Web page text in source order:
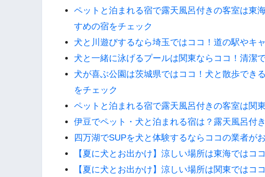
ペットと泊まれる宿で露天風呂付きの客室は東
すめの宿をチェック
犬と川遊びするなら埼玉ではココ！道の駅やキ
犬と一緒に泳げるプールは関東ならココ！清潔
犬が喜ぶ公園は茨城県ではココ！犬と散歩でき
をチェック
ペットと泊まれる宿で露天風呂付きの客室は関
伊豆でペット・犬と泊まれる宿は？露天風呂付
四万湖でSUPを犬と体験するならココの業者が
【夏に犬とお出かけ】涼しい場所は東海ではコ
【夏に犬とお出かけ】涼しい場所は関東ではコ